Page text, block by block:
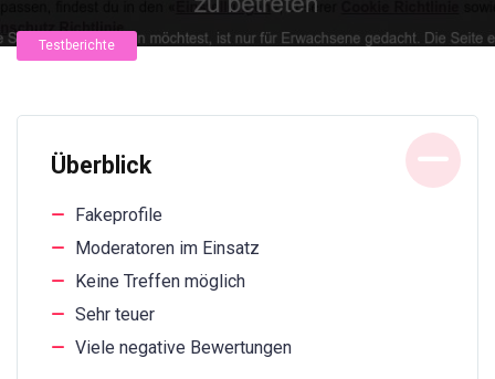
Testberichte
Überblick
Fakeprofile
Moderatoren im Einsatz
Keine Treffen möglich
Sehr teuer
Viele negative Bewertungen